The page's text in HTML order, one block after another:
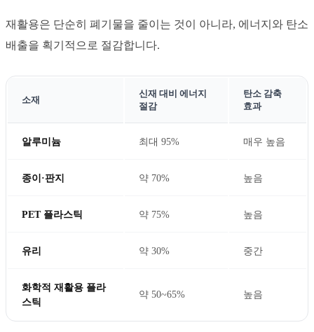
재활용은 단순히 폐기물을 줄이는 것이 아니라, 에너지와 탄소
배출을 획기적으로 절감합니다.
소재
신재 대비 에너지
절감
탄소 감축
효과
알루미늄 최대 95% 매우 높음
종이·판지 약 70% 높음
PET 플라스틱 약 75% 높음
유리 약 30% 중간
화학적 재활용 플라
스틱
약 50~65% 높음